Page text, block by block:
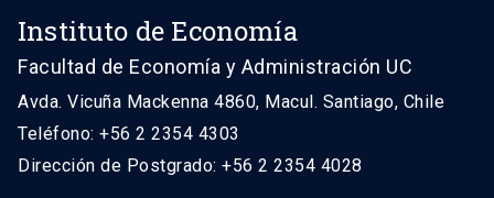
Instituto de Economía
Facultad de Economía y Administración UC
Avda. Vicuña Mackenna 4860, Macul. Santiago, Chile
Teléfono: +56 2 2354 4303
Dirección de Postgrado: +56 2 2354 4028